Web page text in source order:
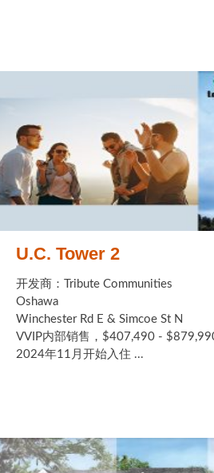
U.C. Tower 2
开发商：Tribute Communities
Oshawa
Winchester Rd E & Simcoe St N
VVIP内部销售，$407,490 -
2024年11月开始入住 ...